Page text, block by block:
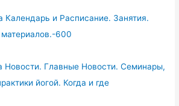
Календарь и Расписание. Занятия.
600
Новости. Главные Новости. Семинары,
йогой. Когда и где